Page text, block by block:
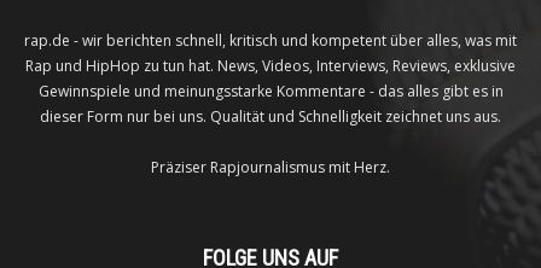
rap.de - wir berichten schnell, kritisch und kompetent über alles, was mit
Rap und HipHop zu tun hat. News, Videos, Interviews, Reviews, exklusive
Gewinnspiele und meinungsstarke Kommentare - das alles gibt es in
dieser Form nur bei uns. Qualität und Schnelligkeit zeichnet uns aus.
Präziser Rapjournalismus mit Herz.
FOLGE UNS AUF